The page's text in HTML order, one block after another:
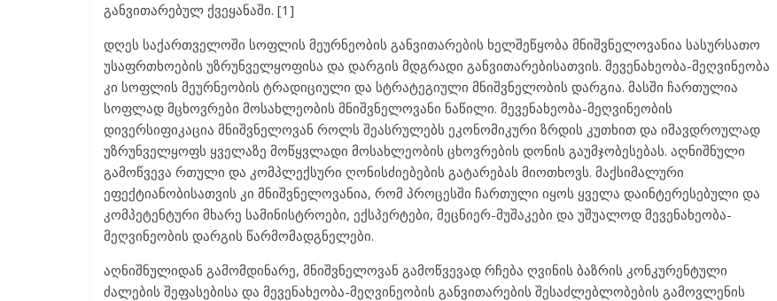
განვითარებულ ქვეყანაში. [1]
დღეს საქართველოში სოფლის მეურნეობის განვითარების ხელშეწყობა მნიშვნელოვანია სასურსათო
უსაფრთხოების უზრუნველყოფისა და დარგის მდგრადი განვითარებისათვის. მევენახეობა-მეღვინეობა
კი სოფლის მეურნეობის ტრადიციული და სტრატეგიული მნიშვნელობის დარგია. მასში ჩართულია
სოფლად მცხოვრები მოსახლეობის მნიშვნელოვანი ნაწილი. მევენახეობა-მეღვინეობის
დივერსიფიკაცია მნიშვნელოვან როლს შეასრულებს ეკონომიკური ზრდის კუთხით და იმავდროულად
უზრუნველყოფს ყველაზე მოწყვლადი მოსახლეობის ცხოვრების დონის გაუმჯობესებას. აღნიშნული
გამოწვევა რთული და კომპლექსური ღონისძიებების გატარებას მიოთხოვს. მაქსიმალური
ეფექტიანობისათვის კი მნიშვნელოვანია, რომ პროცესში ჩართული იყოს ყველა დაინტერესებული და
კომპეტენტური მხარე სამინისტროები, ექსპერტები, მეცნიერ-მუშაკები და უშუალოდ მევენახეობა-
მეღვინეობის დარგის წარმომადგნელები.
აღნიშნულიდან გამომდინარე, მნიშვნელოვან გამოწვევად რჩება ღვინის ბაზრის კონკურენტული
ძალების შეფასებისა და მევენახეობა-მეღვინეობის განვითარების შესაძლებლობების გამოვლენის